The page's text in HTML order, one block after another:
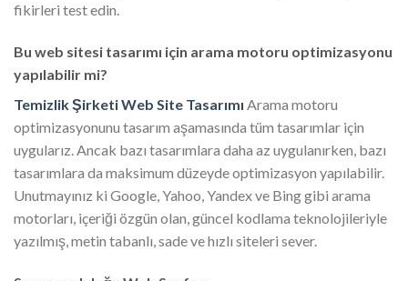
fikirleri test edin.
Bu web sitesi tasarımı için arama motoru optimizasyonu
yapılabilir mi?
Temizlik Şirketi Web Site Tasarımı Arama motoru
optimizasyonunu tasarım aşamasında tüm tasarımlar için
uygularız. Ancak bazı tasarımlara daha az uygulanırken, bazı
tasarımlara da maksimum düzeyde optimizasyon yapılabilir.
Unutmayınız ki Google, Yahoo, Yandex ve Bing gibi arama
motorları, içeriği özgün olan, güncel kodlama teknolojileriyle
yazılmış, metin tabanlı, sade ve hızlı siteleri sever.